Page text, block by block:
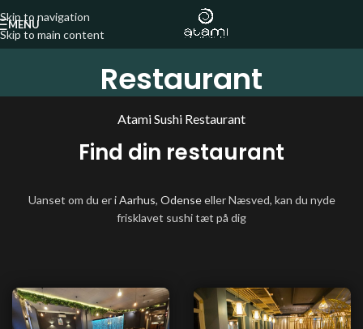
Skip to navigation
Skip to main content
MENU
Restaurant
Atami Sushi Restaurant
Find din restaurant
Uanset om du er iAarhus, Odenseeller Næsved, kan du nyde
frisklavet sushi tæt på dig